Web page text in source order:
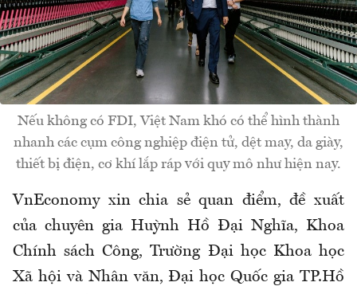
Nếu không có FDI, Việt Nam khó có thể hình thành
nhanh các cụm công nghiệp điện tử, dệt may, da giày,
thiết bị điện, cơ khí lắp ráp với quy mô như hiện nay.
VnEconomy xin chia sẻ quan điểm, đề xuất
của chuyên gia Huỳnh Hồ Đại Nghĩa, Khoa
Chính sách Công, Trường Đại học Khoa học
Xã hội và Nhân văn, Đại học Quốc gia TP.Hồ